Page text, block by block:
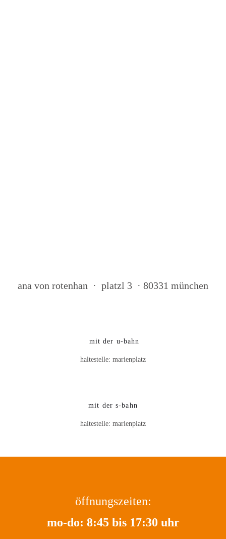
ana von rotenhan · platzl 3 · 80331 münchen
mit der u-bahn
haltestelle: marienplatz
mit der s-bahn
haltestelle: marienplatz
öffnungszeiten:
mo-do: 8:45 bis 17:30 uhr